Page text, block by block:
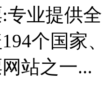
专业提供
个国家
站之一...